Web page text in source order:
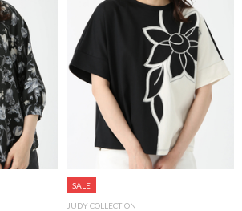
SALE
JUDY COLLECTION